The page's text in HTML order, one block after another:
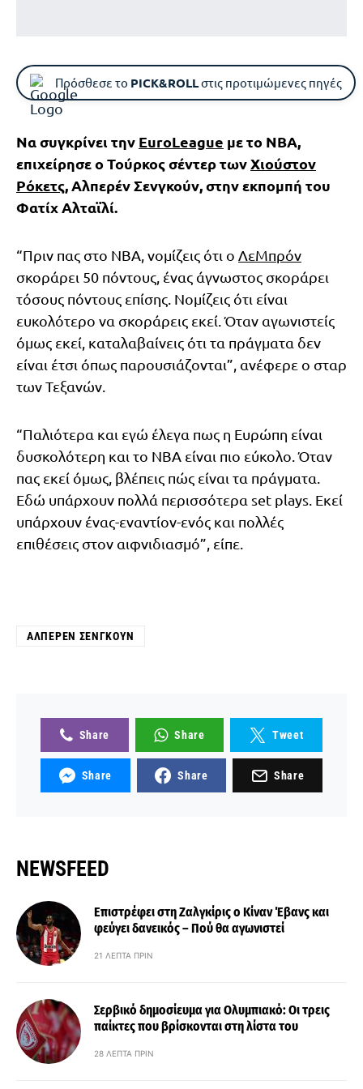
Πρόσθεσε το PICK&ROLLστις προτιμώμενες πηγές
Να συγκρίνει την EuroLeague με το ΝΒΑ,
επιχείρησε ο Τούρκος σέντερ τωνΧιούστον
Ρόκετς, Αλπερέν Σενγκούν, στην εκπομπή του
Φατίχ Αλταϊλί.
“Πριν πας στο ΝΒΑ, νομίζεις ότι ο ΛεΜπρόν
σκοράρει 50 πόντους, ένας άγνωστος σκοράρει
τόσους πόντους επίσης. Νομίζεις ότι είναι
ευκολότερο να σκοράρεις εκεί. Όταν αγωνιστείς
όμως εκεί, καταλαβαίνεις ότι τα πράγματα δεν
είναι έτσι όπως παρουσιάζονται”, ανέφερε ο σταρ
των Τεξανών.
“Παλιότερα και εγώ έλεγα πως η Ευρώπη είναι
δυσκολότερη και το ΝΒΑ είναι πιο εύκολο. Όταν
πας εκεί όμως, βλέπεις πώς είναι τα πράγματα.
Εδώ υπάρχουν πολλά περισσότερα set plays. Εκεί
υπάρχουν ένας-εναντίον-ενός και πολλές
επιθέσεις στον αιφνιδιασμό”, είπε.
ΑΛΠΕΡΈΝ ΣΕΝΓΚΟΎΝ
Share Share Tweet
Share Share Share
NEWSFEED
Επιστρέφει στη Ζαλγκίρις ο Κίναν Έβανς και
φεύγει δανεικός – Πού θα αγωνιστεί
21 ΛΕΠΤΆ ΠΡΙΝ
Σερβικό δημοσίευμα για Ολυμπιακό: Οι τρεις
παίκτες που βρίσκονται στη λίστα του
28 ΛΕΠΤΆ ΠΡΙΝ